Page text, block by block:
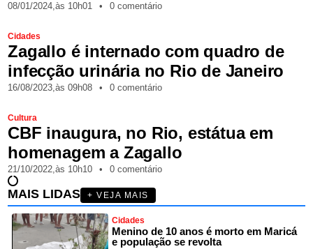
08/01/2024,às 10h01 • 0 comentário
Cidades
Zagallo é internado com quadro de
infecção urinária no Rio de Janeiro
16/08/2023,às 09h08 • 0 comentário
Cultura
CBF inaugura, no Rio, estátua em
homenagem a Zagallo
21/10/2022,às 10h10 • 0 comentário
MAIS LIDAS + VEJA MAIS
Cidades
Menino de 10 anos é morto em Maricá
e população se revolta